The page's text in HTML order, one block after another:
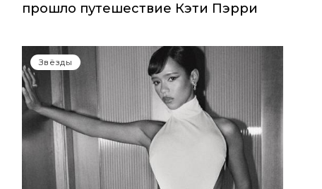
прошло путешествие Кэти Пэрри
Звёзды